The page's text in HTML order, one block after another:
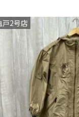
戸2号店